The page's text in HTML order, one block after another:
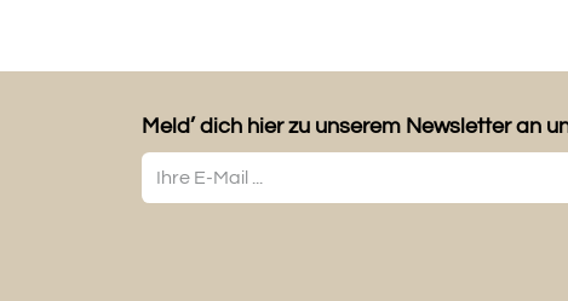
Meld’ dich hier zu unserem Newsletter an